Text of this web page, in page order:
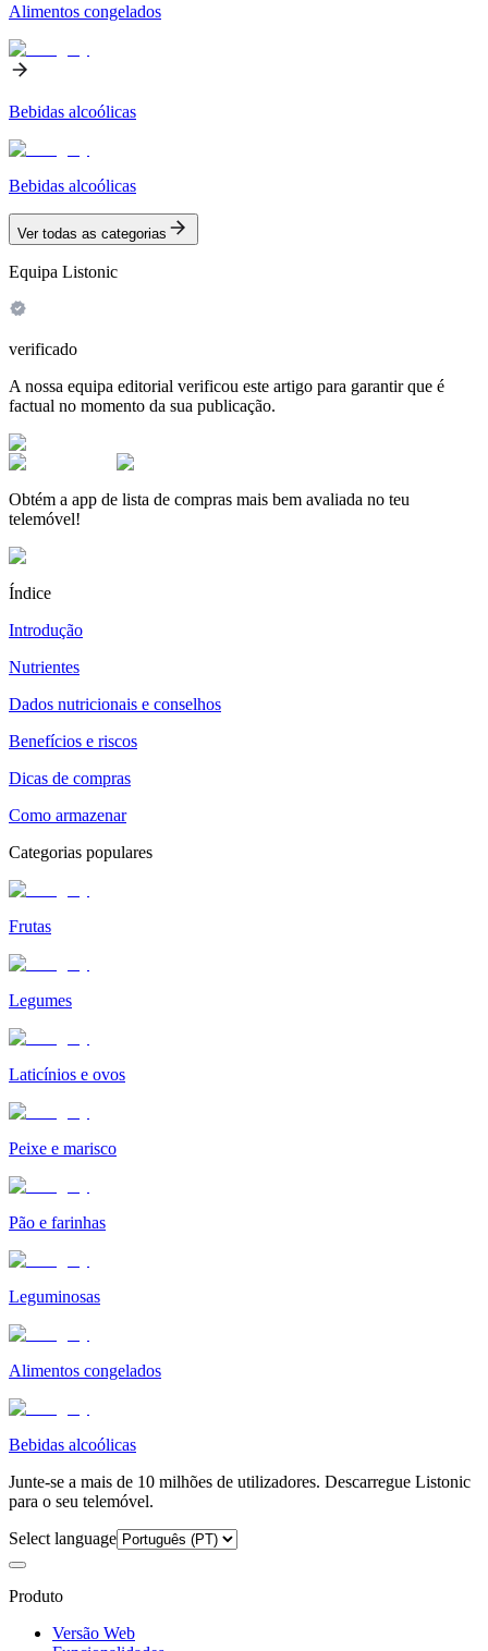
Alimentos congelados
Bebidas alcoólicas
Bebidas alcoólicas
Ver todas as categorias
Equipa Listonic
verificado
A nossa equipa editorial verificou este artigo para garantir que é
factual no momento da sua publicação.
Obtém a app de lista de compras mais bem avaliada no teu
telemóvel!
Índice
Introdução
Nutrientes
Dados nutricionais e conselhos
Benefícios e riscos
Dicas de compras
Como armazenar
Categorias populares
Frutas
Legumes
Laticínios e ovos
Peixe e marisco
Pão e farinhas
Leguminosas
Alimentos congelados
Bebidas alcoólicas
Junte-se a mais de 10 milhões de utilizadores. Descarregue Listonic
para o seu telemóvel.
Select language
Produto
Versão Web